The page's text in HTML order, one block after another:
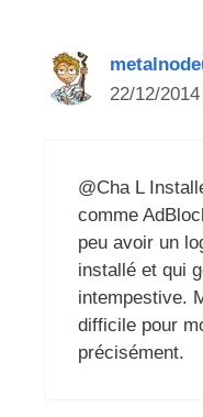
22/12/
@Cha L
comme
peu avoir un
installé et qui
intempestive.
difficile pour
précisément.